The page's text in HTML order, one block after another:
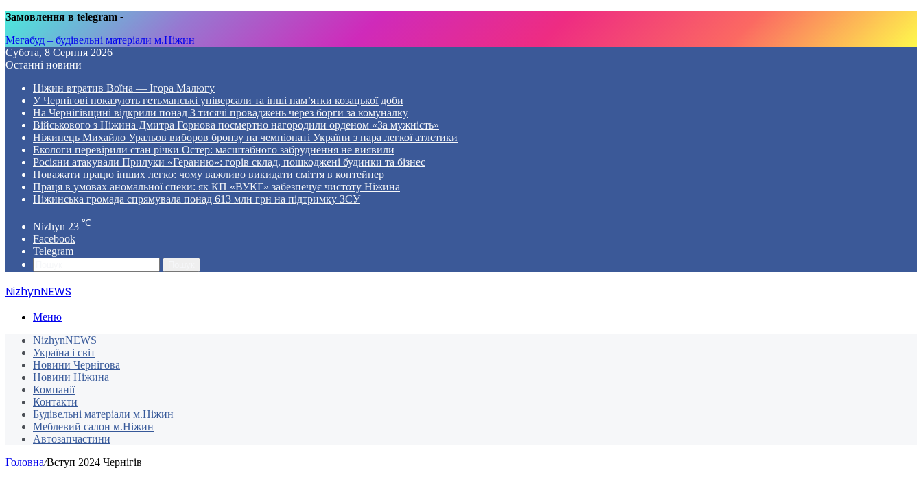
Замовлення в telegram -
Мегабуд – будівельні матеріали м.Ніжин
Субота, 8 Серпня 2026
Останні новини
Ніжин втратив Воїна — Ігора Малюгу
У Чернігові показують гетьманські універсали та інші пам’ятки козацької доби
На Чернігівщині відкрили понад 3 тисячі проваджень через борги за комуналку
Військового з Ніжина Дмитра Горнова посмертно нагородили орденом «За мужність»
Ніжинець Михайло Уральов виборов бронзу на чемпіонаті України з пара легкої атлетики
Екологи перевірили стан річки Остер: масштабного забруднення не виявили
Росіяни атакували Прилуки «Геранню»: горів склад, пошкоджені будинки та бізнес
Поважати працю інших легко: чому важливо викидати сміття в контейнер
Праця в умовах аномальної спеки: як КП «ВУКГ» забезпечує чистоту Ніжина
Ніжинська громада спрямувала понад 613 млн грн на підтримку ЗСУ
Nizhyn 23 ℃
Facebook
Telegram
NizhynNEWS
Меню
NizhynNEWS
Україна і світ
Новини Чернігова
Новини Ніжина
Компанії
Контакти
Будівельні матеріали м.Ніжин
Меблевий салон м.Ніжин
Автозапчастини
Головна/Вступ 2024 Чернігів